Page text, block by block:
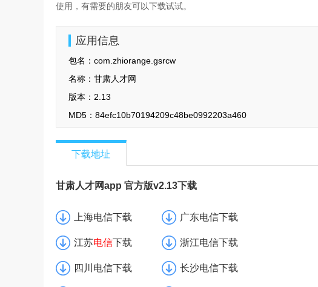
使用，有需要的朋友可以下载试试。
应用信息
包名： com.zhiorange.gsrcw
名称： 甘肃人才网
版本： 2.13
MD5： 84efc10b70194209c48be0992203a460
下载地址
甘肃人才网app 官方版v2.13下载
上海电信下载 广东电信下载
江苏电信下载 浙江电信下载
四川电信下载 长沙电信下载